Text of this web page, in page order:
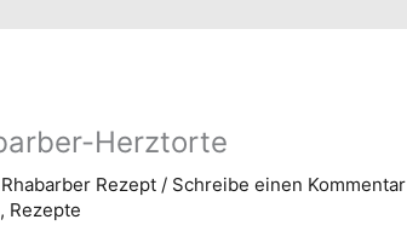
Herztorte
Rhabarber Rezept / Schreibe einen Kommentar
, Rezepte